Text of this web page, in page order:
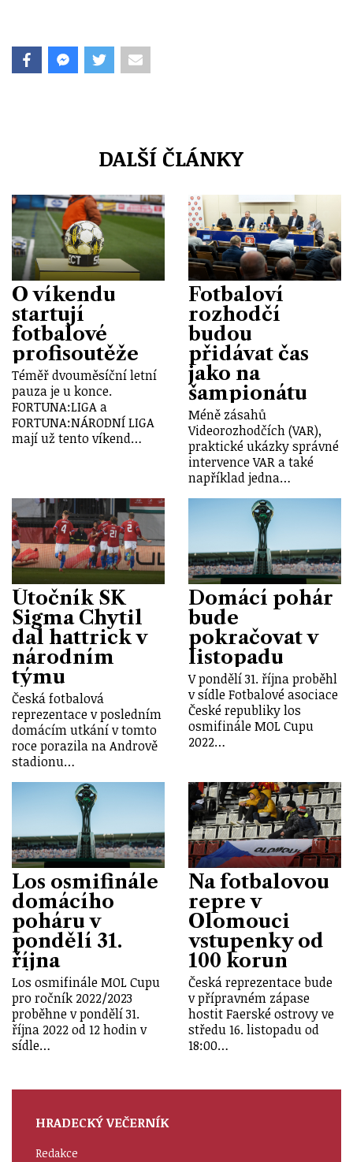
DALŠÍ ČLÁNKY
O víkendu
startují
fotbalové
profisoutěže
Téměř dvouměsíční letní
pauza je u konce.
FORTUNA:LIGA a
FORTUNA:NÁRODNÍ LIGA
mají už tento víkend…
Fotbaloví
rozhodčí
budou
přidávat čas
jako na
šampionátu
Méně zásahů
Videorozhodčích (VAR),
praktické ukázky správné
intervence VAR a také
například jedna…
Útočník SK
Sigma Chytil
dal hattrick v
národním
týmu
Česká fotbalová
reprezentace v posledním
domácím utkání v tomto
roce porazila na Andrově
stadionu…
Domácí pohár
bude
pokračovat v
listopadu
V pondělí 31. října proběhl
v sídle Fotbalové asociace
České republiky los
osmifinále MOL Cupu
2022…
Los osmifinále
domácího
poháru v
pondělí 31.
října
Los osmifinále MOL Cupu
pro ročník 2022/2023
proběhne v pondělí 31.
října 2022 od 12 hodin v
sídle…
Na fotbalovou
repre v
Olomouci
vstupenky od
100 korun
Česká reprezentace bude
v přípravném zápase
hostit Faerské ostrovy ve
středu 16. listopadu od
18:00…
HRADECKÝ VEČERNÍK
Redakce